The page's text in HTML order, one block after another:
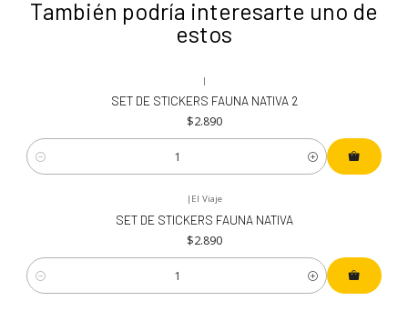
También podría interesarte uno de
estos
|
SET DE STICKERS FAUNA NATIVA 2
$2.890
Cantidad
| El Viaje
SET DE STICKERS FAUNA NATIVA
$2.890
Cantidad